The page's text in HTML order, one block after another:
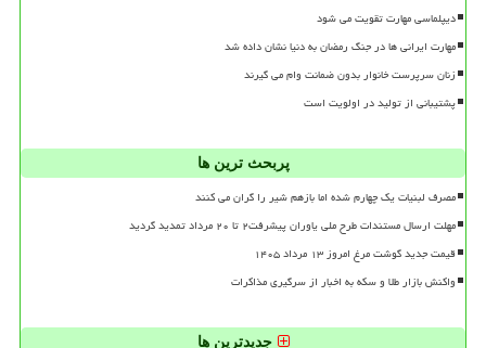
دیپلماسی مهارت تقویت می شود
مهارت ایرانی ها در جنگ رمضان به دنیا نشان داده شد
زنان سرپرست خانوار بدون ضمانت وام می گیرند
پشتیبانی از تولید در اولویت است
پربحث ترین ها
مصرف لبنیات یک چهارم شده اما بازهم شیر را گران می کنند
مهلت ارسال مستندات طرح ملی یاوران پیشرفت۲ تا ۲۰ مرداد تمدید گردید
قیمت جدید گوشت مرغ امروز ۱۳ مرداد ۱۴۰۵
واکنش بازار طلا و سکه به اخبار از سرگیری مذاکرات
جدیدترین ها